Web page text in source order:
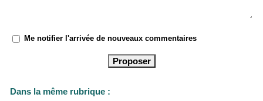
Me notifier l'arrivée de nouveaux commentaires
Dans la même rubrique :